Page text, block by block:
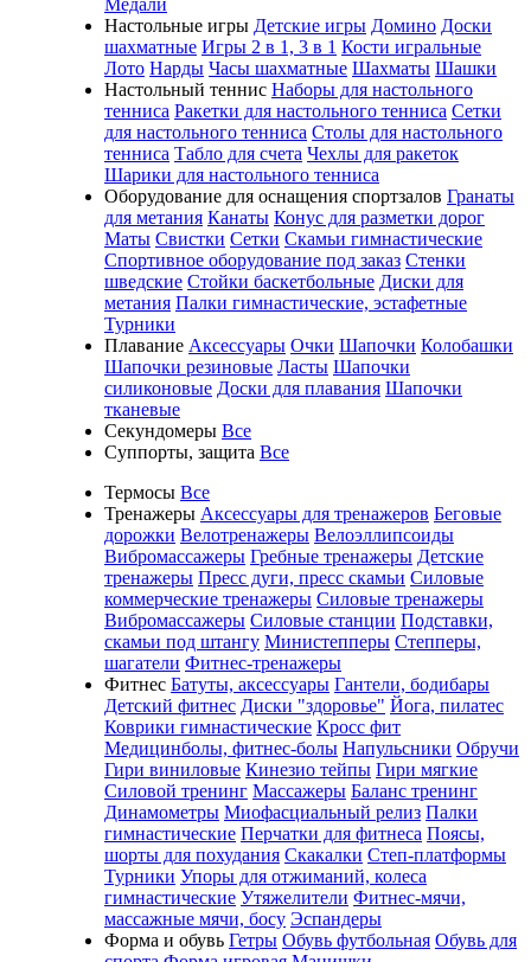
Медали
Настольные игры Детские игры Домино Доски
шахматные Игры 2 в 1, 3 в 1 Кости игральные
Лото Нарды Часы шахматные Шахматы Шашки
Настольный теннис Наборы для настольного
тенниса Ракетки для настольного тенниса Сетки
для настольного тенниса Столы для настольного
тенниса Табло для счета Чехлы для ракеток
Шарики для настольного тенниса
Оборудование для оснащения спортзалов Гранаты
для метания Канаты Конус для разметки дорог
Маты Свистки Сетки Скамьи гимнастические
Спортивное оборудование под заказ Стенки
шведские Стойки баскетбольные Диски для
метания Палки гимнастические, эстафетные
Турники
Плавание Аксессуары Очки Шапочки Колобашки
Шапочки резиновые Ласты Шапочки
силиконовые Доски для плавания Шапочки
тканевые
Секундомеры Все
Суппорты, защита Все
Термосы Все
Тренажеры Аксессуары для тренажеров Беговые
дорожки Велотренажеры Велоэллипсоиды
Вибромассажеры Гребные тренажеры Детские
тренажеры Пресс дуги, пресс скамьи Силовые
коммерческие тренажеры Силовые тренажеры
Вибромассажеры Силовые станции Подставки,
скамьи под штангу Министепперы Степперы,
шагатели Фитнес-тренажеры
Фитнес Батуты, аксессуары Гантели, бодибары
Детский фитнес Диски "здоровье" Йога, пилатес
Коврики гимнастические Кросс фит
Медицинболы, фитнес-болы Напульсники Обручи
Гири виниловые Кинезио тейпы Гири мягкие
Силовой тренинг Массажеры Баланс тренинг
Динамометры Миофасциальный релиз Палки
гимнастические Перчатки для фитнеса Поясы,
шорты для похудания Скакалки Степ-платформы
Турники Упоры для отжиманий, колеса
гимнастические Утяжелители Фитнес-мячи,
массажные мячи, босу Эспандеры
Форма и обувь Гетры Обувь футбольная Обувь для